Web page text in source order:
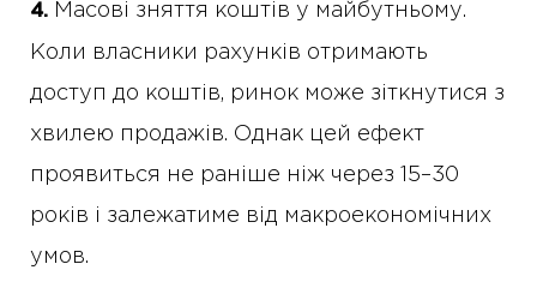
4. Масові зняття коштів у майбутньому.
Коли власники рахунків отримають
доступ до коштів, ринок може зіткнутися з
хвилею продажів. Однак цей ефект
проявиться не раніше ніж через 15–30
років і залежатиме від макроекономічних
умов.